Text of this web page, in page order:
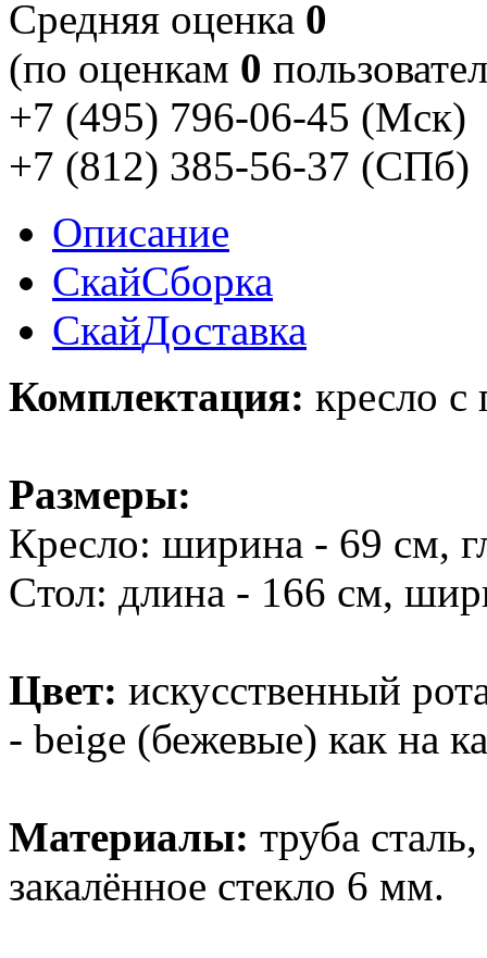
Cредняя оценка 0
(по оценкам 0
+7 (495) 796-06-45 (Мск)
+7 (812) 385-56-37 (СПб)
Описание
СкайСборка
СкайДоставка
Комплектация: кресло
Размеры:
Кресло: ширина - 69 см,
Cтол: длина - 166 см,
Цвет: искусственный
- beige (бежевые) как на
Материалы: труба
закалённое стекло 6 мм.